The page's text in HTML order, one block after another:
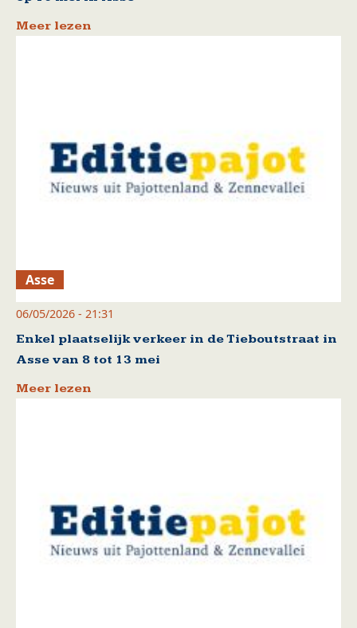
Meer lezen
Asse
06/05/2026 - 21:31
Enkel plaatselijk verkeer in de Tieboutstraat in
Asse van 8 tot 13 mei
Meer lezen